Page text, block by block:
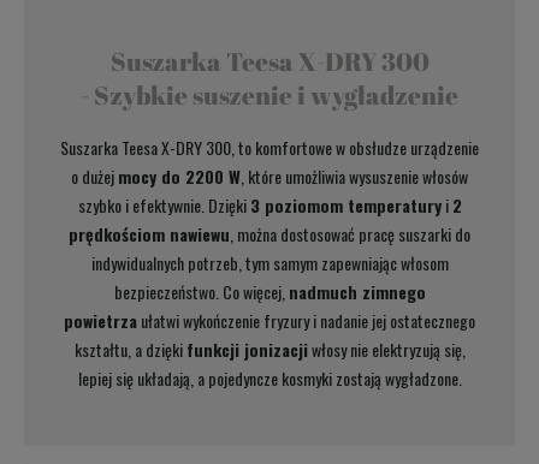
Suszarka Teesa X-DRY 300
- Szybkie suszenie i wygładzenie
Suszarka Teesa X-DRY 300, to komfortowe w obsłudze urządzenie
o dużejmocy do 2200 W , które umożliwia wysuszenie włosów
szybko i efektywnie. Dzięki3 poziomom temperaturyi2
prędkościom nawiewu , można dostosować pracę suszarki do
indywidualnych potrzeb, tym samym zapewniając włosom
bezpieczeństwo. Co więcej, nadmuch zimnego
powietrzaułatwi wykończenie fryzury i nadanie jej ostatecznego
kształtu, a dziękifunkcji jonizacjiwłosy nie elektryzują się,
lepiej się układają, a pojedyncze kosmyki zostają wygładzone.